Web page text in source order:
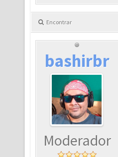
Encontrar
bashirbr
Moderador